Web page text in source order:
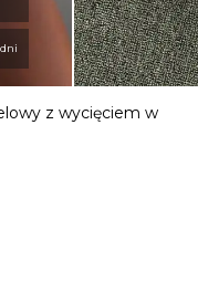
z wycięciem w